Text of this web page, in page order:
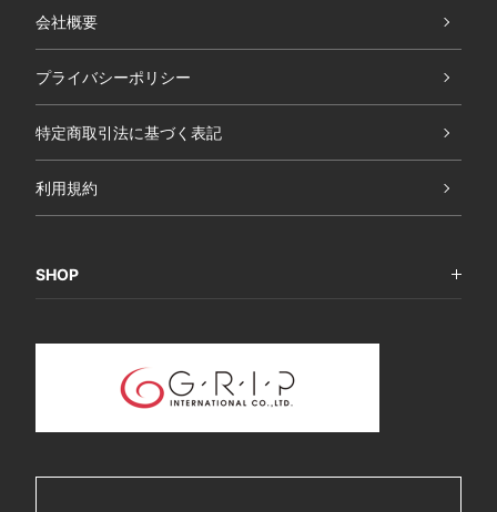
会社概要
プライバシーポリシー
特定商取引法に基づく表記
利用規約
SHOP